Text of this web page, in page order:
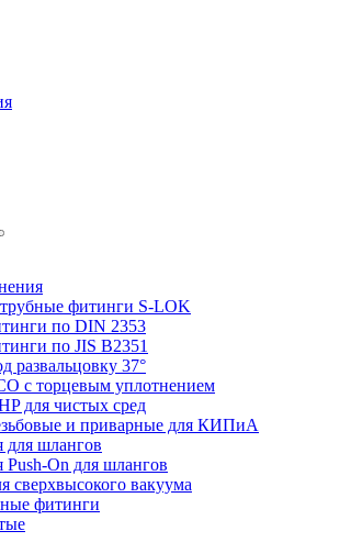
фитинги S-LOK
по DIN 2353
по JIS B2351
развальцовку 37°
с торцевым уплотнением
для чистых сред
и приварные для КИПиА
для шлангов
Push-On для шлангов
сверхвысокого вакуума
фитинги